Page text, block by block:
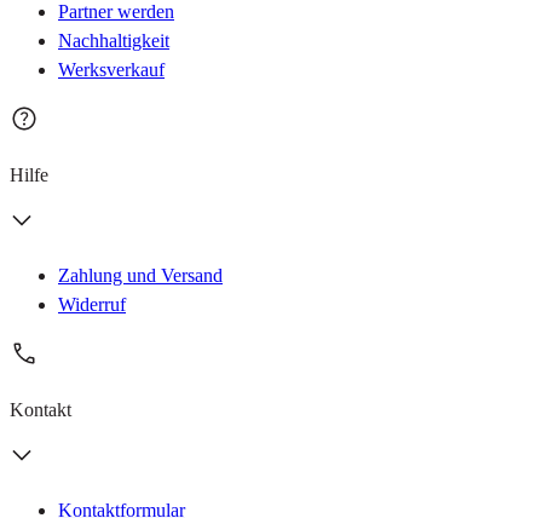
Partner werden
Nachhaltigkeit
Werksverkauf
Hilfe
Zahlung und Versand
Widerruf
Kontakt
Kontaktformular